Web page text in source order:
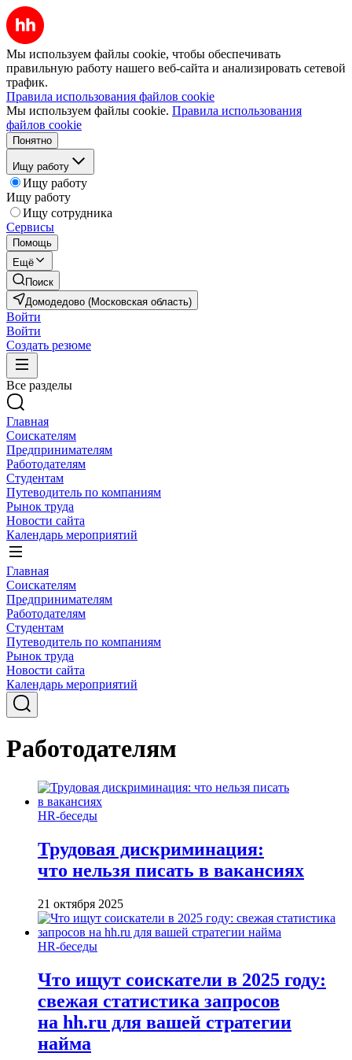
Мы используем файлы cookie, чтобы обеспечивать
правильную работу нашего веб-сайта и анализировать сетевой
трафик.
Правила использования файлов cookie
Мы используем файлы cookie. Правила использования
файлов cookie
Понятно
Ищу работу
Ищу работу
Ищу работу
Ищу сотрудника
Сервисы
Помощь
Ещё
Поиск
Домодедово (Московская область)
Войти
Войти
Создать резюме
Все разделы
Главная
Соискателям
Предпринимателям
Работодателям
Студентам
Путеводитель по компаниям
Рынок труда
Новости сайта
Календарь мероприятий
Главная
Соискателям
Предпринимателям
Работодателям
Студентам
Путеводитель по компаниям
Рынок труда
Новости сайта
Календарь мероприятий
Работодателям
HR-беседы
Трудовая дискриминация:
что нельзя писать в вакансиях
21 октября 2025
HR-беседы
Что ищут соискатели в 2025 году:
свежая статистика запросов
на hh.ru для вашей стратегии
найма